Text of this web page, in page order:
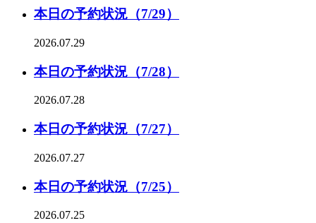
本日の予約状況（7/29）
2026.07.29
本日の予約状況（7/28）
2026.07.28
本日の予約状況（7/27）
2026.07.27
本日の予約状況（7/25）
2026.07.25